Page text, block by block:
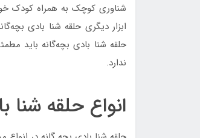
شناوری کوچک به همراه کودک
ابزار دیگری حلقه شنا بادی
حلقه شنا بادی بچه‌گانه باید
ندارد.
انواع حلقه شنا